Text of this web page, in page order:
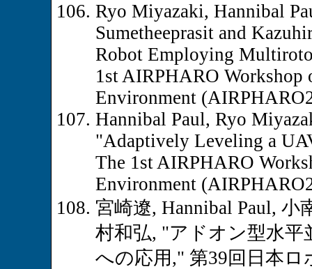
Ryo Miyazaki, Hannibal
Sumetheeprasit and
Robot Employing
1st AIRPHARO
Environment
Hannibal Paul, Ryo
"Adaptively Leveling a
The 1st AIRPHARO
Environment
宮崎遼, Hannibal Paul, 小
村和弘, "アドオン型水
への応用," 第39回日本